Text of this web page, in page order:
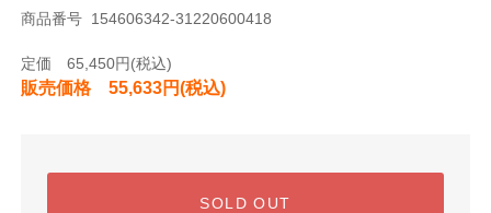
商品番号 154606342-31220600418
定価 65,450円(税込)
販売価格 55,633円(税込)
SOLD OUT